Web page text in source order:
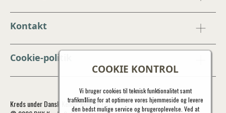
COOKIE KONTROL
Vi bruger cookies til teknisk funktionalitet samt
trafikmåling for at optimere vores hjemmeside og levere
den bedst mulige service og brugeroplevelse. Ved at
Kontakt
Cookie-politik
Kreds under Dansk Kennel Klub og FCI